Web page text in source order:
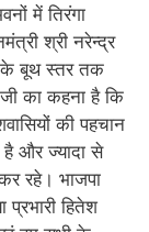
में तिरंगा
श्री नरेन्द्र
के बूथ स्तर तक
जी का कहना है कि
की पहचान
है और ज्यादा से
रहे। भाजपा
हितेश